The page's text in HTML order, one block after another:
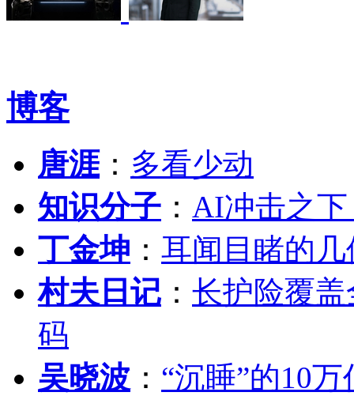
博客
唐涯： 多看少动
知识分子 ： AI冲击之
丁金坤 ： 耳闻目睹的
村夫日记 ： 长护险覆
码
吴晓波 ： “沉睡”的10